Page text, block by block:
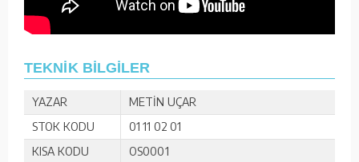
TEKNİK BİLGİLER
YAZAR
METİN UÇAR
STOK KODU
01 11 02 01
KISA KODU
OS0001